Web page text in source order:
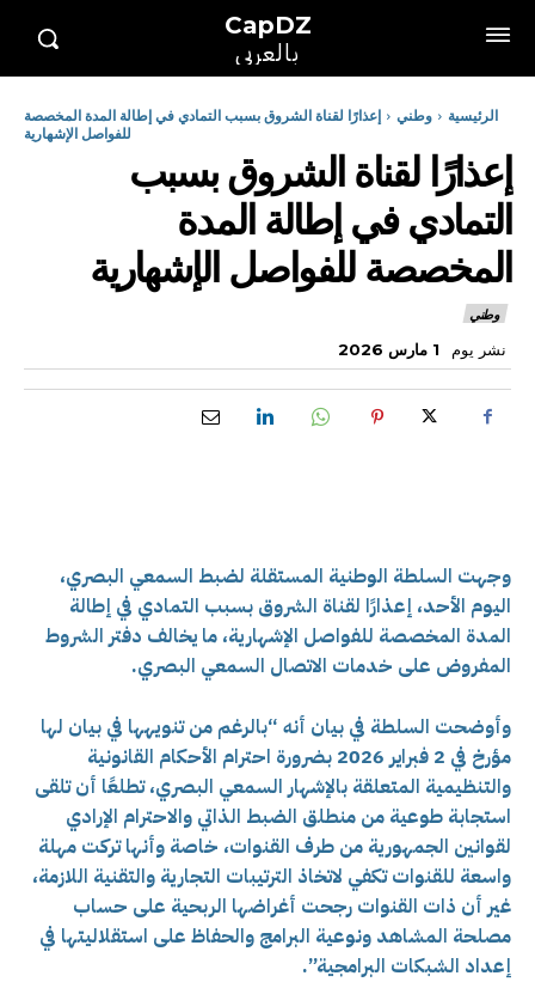
CapDZ
بالعربي
الرئيسية وطني
إعذارًا لقناة الشروق بسبب التمادي في إطالة المدة المخصصة
للفواصل الإشهارية
إعذارًا لقناة الشروق بسبب
التمادي في إطالة المدة
المخصصة للفواصل الإشهارية
وطني
نشر يوم 1 مارس 2026
وجهت السلطة الوطنية المستقلة لضبط السمعي البصري،
اليوم الأحد، إعذارًا لقناة الشروق بسبب التمادي في إطالة
المدة المخصصة للفواصل الإشهارية، ما يخالف دفتر الشروط
المفروض على خدمات الاتصال السمعي البصري.
وأوضحت السلطة في بيان أنه “بالرغم من تنويهها في بيان لها
مؤرخ في 2 فبراير 2026 بضرورة احترام الأحكام القانونية
والتنظيمية المتعلقة بالإشهار السمعي البصري، تطلعًا أن تلقى
استجابة طوعية من منطلق الضبط الذاتي والاحترام الإرادي
لقوانين الجمهورية من طرف القنوات، خاصة وأنها تركت مهلة
واسعة للقنوات تكفي لاتخاذ الترتيبات التجارية والتقنية اللازمة،
غير أن ذات القنوات رجحت أغراضها الربحية على حساب
مصلحة المشاهد ونوعية البرامج والحفاظ على استقلاليتها في
إعداد الشبكات البرامجية”.